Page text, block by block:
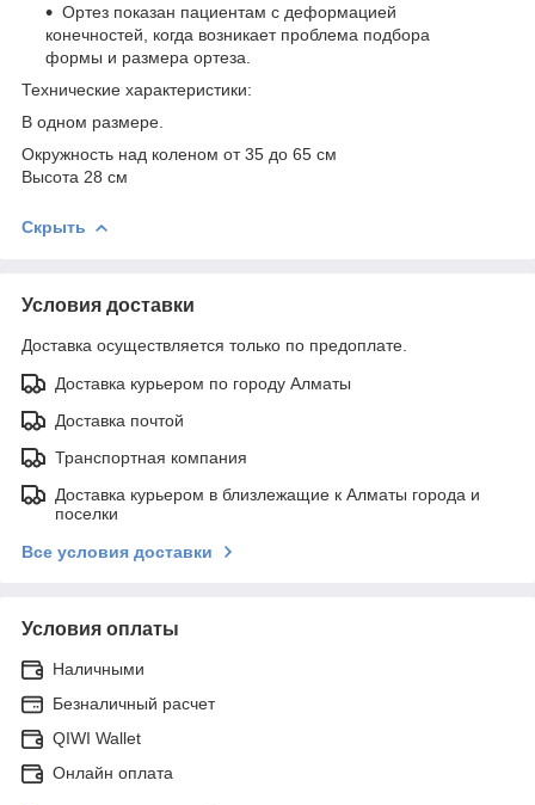
Ортез показан пациентам с деформацией
конечностей, когда возникает проблема подбора
формы и размера ортеза.
Технические характеристики:
В одном размере.
Окружность над коленом от 35 до 65 см
Высота 28 см
Скрыть
Условия доставки
Доставка осуществляется только по предоплате.
Доставка курьером по городу Алматы
Доставка почтой
Транспортная компания
Доставка курьером в близлежащие к Алматы города и
поселки
Все условия доставки
Условия оплаты
Наличными
Безналичный расчет
QIWI Wallet
Онлайн оплата